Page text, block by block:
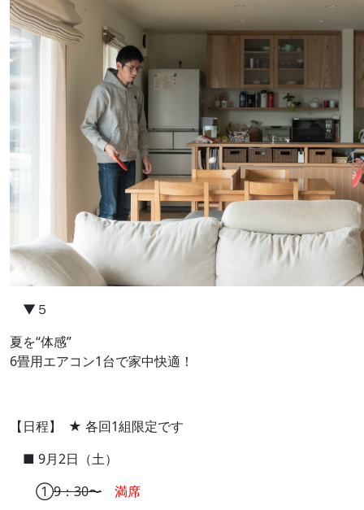
▼５
夏を“体感”
6畳用エアコン1台で家中快適！
【日程】 ★ 各回1組限定です
■ 9月2日（土）
①9：30〜
満席